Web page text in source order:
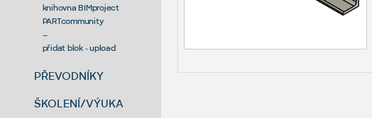
knihovna BIMproject
PARTcommunity
--
přidat blok - upload
PŘEVODNÍKY
ŠKOLENÍ/VÝUKA